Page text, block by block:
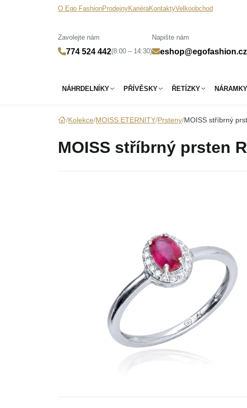
O Ego FashionProdejnyKariéraKontaktyVelkoobchod
Zavolejte nám
774 524 442(8:00 – 14:30)
Napište nám
eshop@egofashion.cz
NÁHRDELNÍKY PŘÍVĚSKY ŘETÍZKY NÁRAMKY
Kolekce MOISS ETERNITY Prsteny MOISS stříbrný
MOISS stříbrný prsten